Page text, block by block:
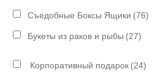
Съедобные Боксы Ящики (76)
Букеты из раков и рыбы (27)
Корпоративный подарок (24)